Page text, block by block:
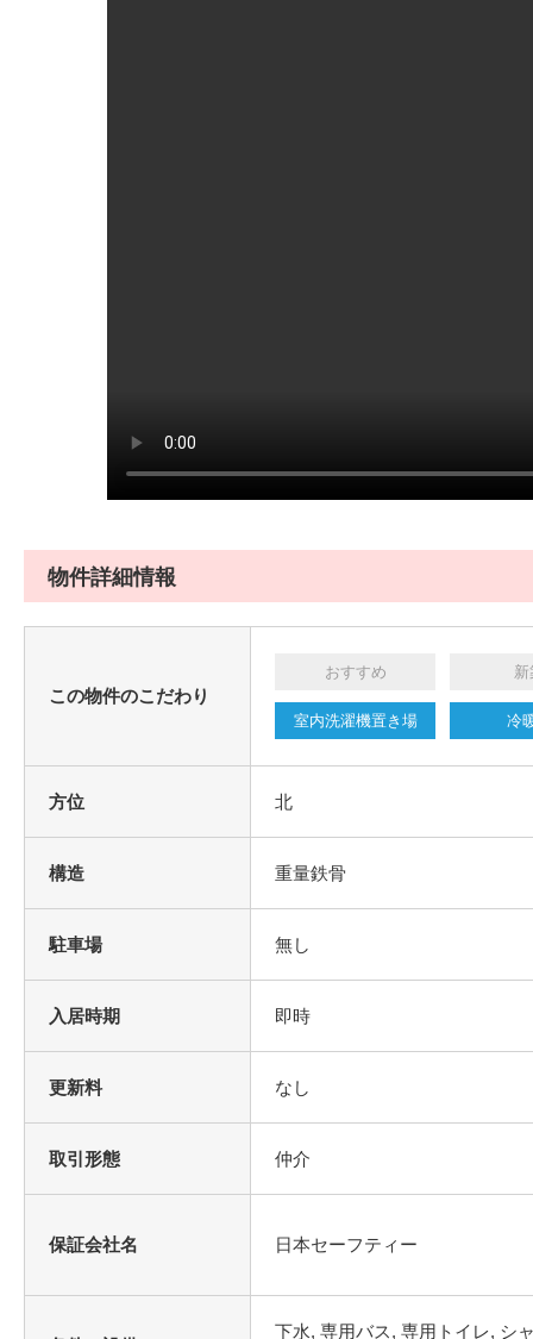
物件詳細情報
この物件のこだわり
おすすめ 新
室内洗濯機置き場 冷
方位 北
構造 重量鉄骨
駐車場 無し
入居時期 即時
更新料 なし
取引形態 仲介
保証会社名 日本セーフティー
下水, 専用バス, 専用トイレ, シ